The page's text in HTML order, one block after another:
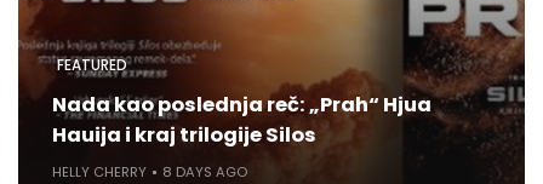
FEATURED
Nada kao poslednja reč: „Prah“ Hjua
Hauija i kraj trilogije Silos
HELLY CHERRY 8 DAYS AGO